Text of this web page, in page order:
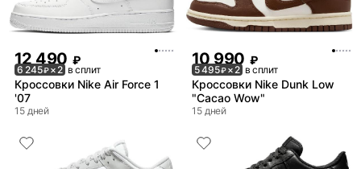
12 490 ₽
6 245₽× 2 в сплит
Кроссовки Nike Air Force 1
'07
15 дней
10 990 ₽
5 495₽× 2 в сплит
Кроссовки Nike Dunk Low
"Cacao Wow"
15 дней